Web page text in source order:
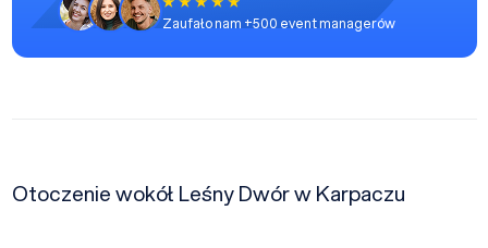
Zaufało nam +500 event managerów
Otoczenie wokół Leśny Dwór w Karpaczu